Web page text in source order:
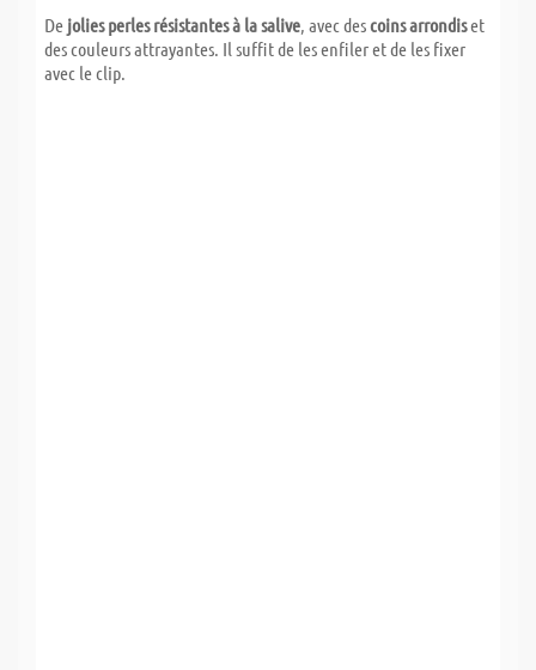
De jolies perles résistantes à la salive, avec descoins arrondiset
des couleurs attrayantes. Il suffit de les enfiler et de les fixer
avec le clip.